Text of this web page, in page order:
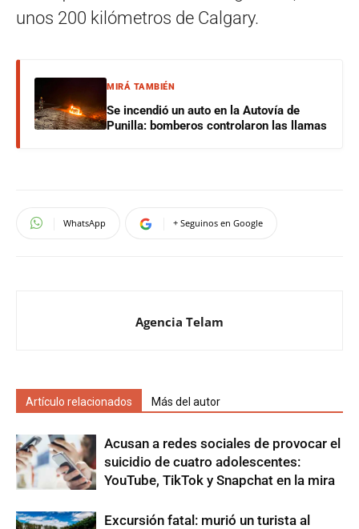
unos 200 kilómetros de Calgary.
MIRÁ TAMBIÉN
Se incendió un auto en la Autovía de
Punilla: bomberos controlaron las llamas
WhatsApp + Seguinos en Google
Agencia Telam
Artículo relacionados Más del autor
Acusan a redes sociales de provocar el
suicidio de cuatro adolescentes:
YouTube, TikTok y Snapchat en la mira
Excursión fatal: murió un turista al